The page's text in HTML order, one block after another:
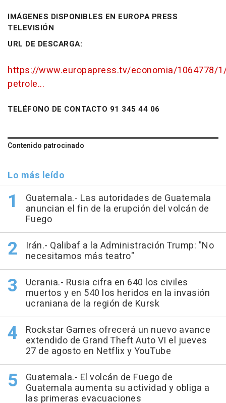
IMÁGENES DISPONIBLES EN EUROPA PRESS
TELEVISIÓN
URL DE DESCARGA:
https://www.europapress.tv/economia/1064778/
petrole...
TELÉFONO DE CONTACTO 91 345 44 06
Contenido patrocinado
Lo más leído
Guatemala.- Las autoridades de Guatemala
anuncian el fin de la erupción del volcán de
Fuego
Irán.- Qalibaf a la Administración Trump: "No
necesitamos más teatro"
Ucrania.- Rusia cifra en 640 los civiles
muertos y en 540 los heridos en la invasión
ucraniana de la región de Kursk
Rockstar Games ofrecerá un nuevo avance
extendido de Grand Theft Auto VI el jueves
27 de agosto en Netflix y YouTube
Guatemala.- El volcán de Fuego de
Guatemala aumenta su actividad y obliga a
las primeras evacuaciones